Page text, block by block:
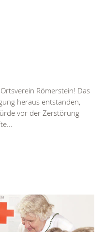
Römerstein! Das
heraus entstanden,
vor der Zerstörung